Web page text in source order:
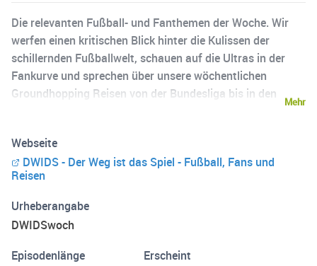
Die relevanten Fußball- und Fanthemen der Woche. Wir
werfen einen kritischen Blick hinter die Kulissen der
schillernden Fußballwelt, schauen auf die Ultras in der
Fankurve und sprechen über unsere wöchentlichen
Groundhopping Reisen von der Bundesliga bis in den
Instagram.com/dwidswoch
Mehr
Webseite
DWIDS - Der Weg ist das Spiel - Fußball, Fans und
Reisen
Urheberangabe
DWIDSwoch
Episodenlänge
Erscheint